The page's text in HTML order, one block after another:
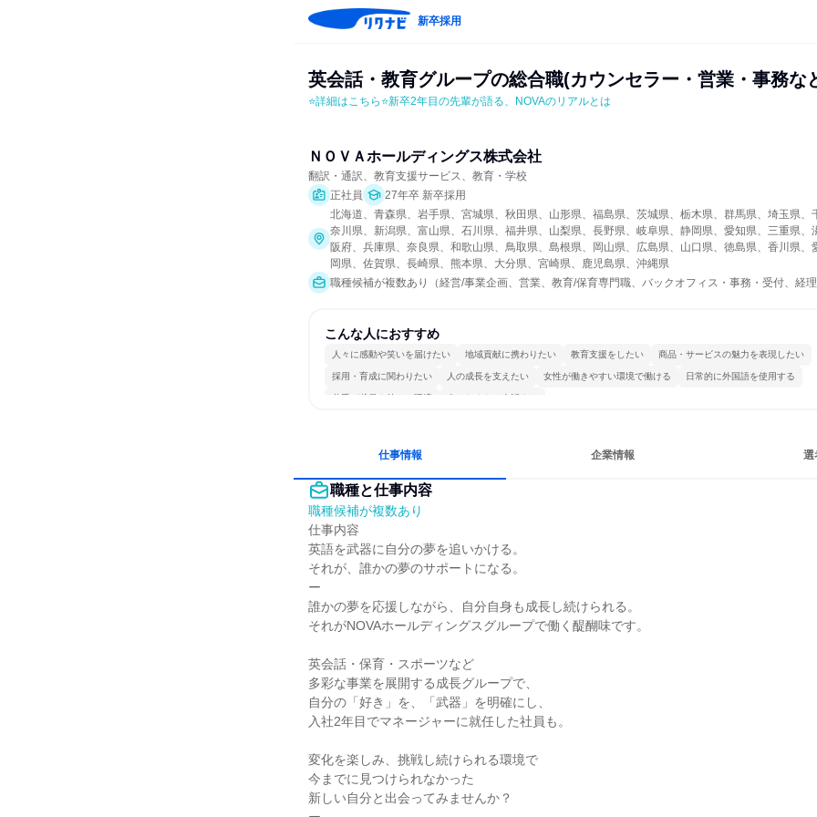
新卒採用
英会話・教育グループの総合職(カウンセラー・営業・事務な
⭐詳細はこちら⭐新卒2年目の先輩が語る、NOVAのリアルとは
ＮＯＶＡホールディングス株式会社
翻訳・通訳、教育支援サービス、教育・学校
正社員
27年卒 新卒採用
北海道、青森県、岩手県、宮城県、秋田県、山形県、福島県、茨城県、栃木県、群馬県、埼玉県、
奈川県、新潟県、富山県、石川県、福井県、山梨県、長野県、岐阜県、静岡県、愛知県、三重県、
阪府、兵庫県、奈良県、和歌山県、鳥取県、島根県、岡山県、広島県、山口県、徳島県、香川県、
岡県、佐賀県、長崎県、熊本県、大分県、宮崎県、鹿児島県、沖縄県
職種候補が複数あり（経営/事業企画、営業、教育/保育専門職、バックオフィス・事務・受付、
こんな人におすすめ
人々に感動や笑いを届けたい 地域貢献に携わりたい 教育支援をしたい 商品・サービスの魅力を表現したい
採用・育成に関わりたい 人の成長を支えたい 女性が働きやすい環境で働ける 日常的に外国語を使用する
若手が裁量を持てる環境 人とたくさん会話する
仕事情報 企業情報 選
職種と仕事内容
職種候補が複数あり
仕事内容
英語を武器に自分の夢を追いかける。
それが、誰かの夢のサポートになる。
ー
誰かの夢を応援しながら、自分自身も成長し続けられる。
それがNOVAホールディングスグループで働く醍醐味です。
英会話・保育・スポーツなど
多彩な事業を展開する成長グループで、
自分の「好き」を、「武器」を明確にし、
入社2年目でマネージャーに就任した社員も。
変化を楽しみ、挑戦し続けられる環境で
今までに見つけられなかった
新しい自分と出会ってみませんか？